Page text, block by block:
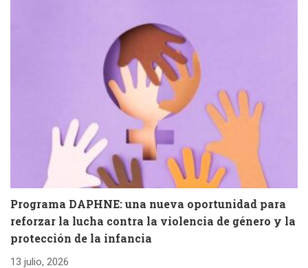
Programa DAPHNE: una nueva oportunidad para
reforzar la lucha contra la violencia de género y la
protección de la infancia
13 julio, 2026